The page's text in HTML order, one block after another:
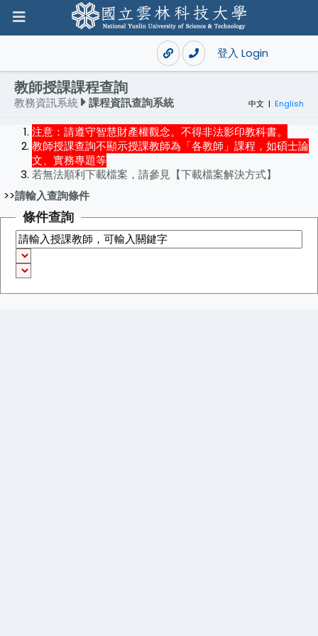
登入 Login
教師授課課程查詢
教務資訊系統 課程資訊查詢系統 中文 | English
注意：請遵守智慧財產權觀念。不得非法影印教科書。
教師授課查詢不顯示授課教師為「各教師」課程，如碩士論
文、實務專題等
若無法順利下載檔案，請參見【下載檔案解決方式】
>>請輸入查詢條件
條件查詢